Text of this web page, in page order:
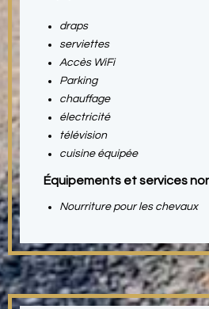
draps
serviettes
Accès WiFi
Parking
chauffage
électricité
télévision
cuisine équipée
Équipements et services
Nourriture pour les chevaux